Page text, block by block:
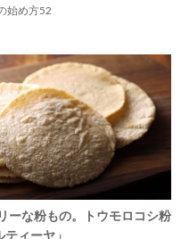
始め方52
ーな粉もの。トウモロコシ粉
ィーヤ」